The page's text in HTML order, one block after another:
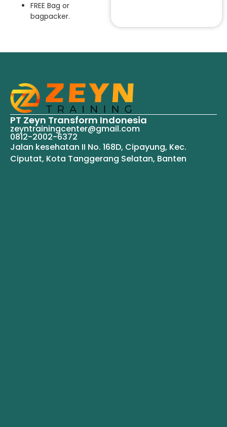
FREE Bag or
bagpacker.
PT Zeyn Transform Indonesia
zeyntrainingcenter@gmail.com
0812-2002-6372
Jalan kesehatan II No. 168D, Cipayung, Kec.
Ciputat, Kota Tanggerang Selatan, Banten